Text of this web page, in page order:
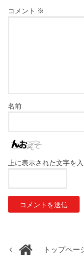
コメント ※
名前
上に表示された文字を
トップペー